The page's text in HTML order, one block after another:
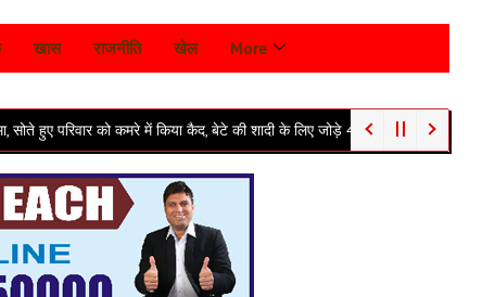
खास राजनीति खेल More
को कमरे में किया कैद, बेटे की शादी के लिए जोड़े 40 हजार के कोरे नोट और 4 तोले सोना ले उड़े